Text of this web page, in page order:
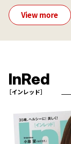
View more
InRed
［インレッド］